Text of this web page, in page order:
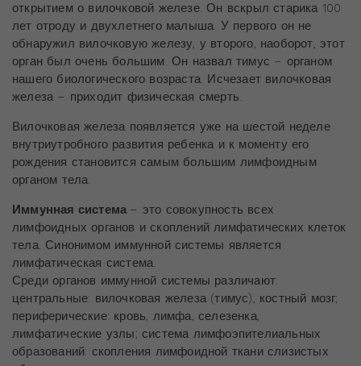
открытием о вилочковой железе. Он вскрыл старика 100
лет отроду и двухлетнего малыша. У первого он не
обнаружил вилочковую железу, у второго, наоборот, этот
орган был очень большим. Он назвал тимус – органом
нашего биологического возраста. Исчезает вилочковая
железа – приходит физическая смерть.
Вилочковая железа появляется уже на шестой неделе
внутриутробного развития ребенка и к моменту его
рождения становится самым большим лимфоидным
органом тела.
Иммунная система – это совокупность всех
лимфоидных органов и скоплений лимфатических клеток
тела. Синонимом иммунной системы является
лимфатическая система.
Среди органов иммунной системы различают:
центральные: вилочковая железа (тимус), костный мозг;
периферические: кровь, лимфа, селезенка,
лимфатические узлы; система лимфоэпителиальных
образований: скопления лимфоидной ткани слизистых